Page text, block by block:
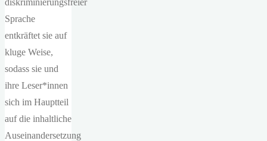
diskriminierungsfreier
Sprache
entkräftet sie auf
kluge Weise,
sodass sie und
ihre Leser*innen
sich im Hauptteil
auf die inhaltliche
Auseinandersetzung